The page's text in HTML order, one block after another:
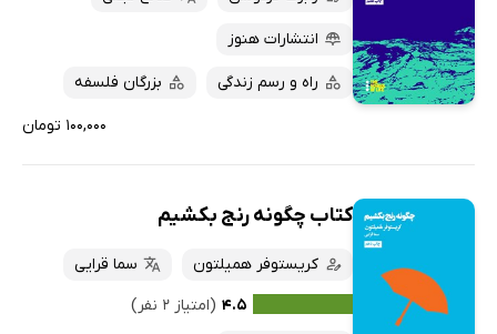
انتشارات هنوز
راه و رسم زندگی بزرگان فلسفه
۱۰۰,۰۰۰ تومان
کتاب چگونه رنج بکشیم
کریستوفر همیلتون
سما قرایی
۴.۵ (امتیاز ۲ نفر)